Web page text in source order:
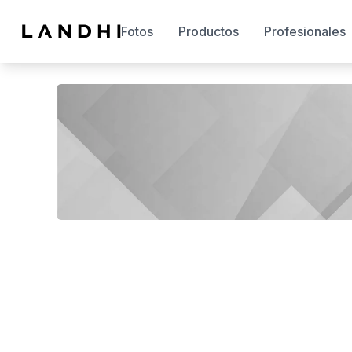
Fotos Productos Profesionales